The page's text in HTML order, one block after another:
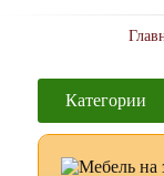
Категории